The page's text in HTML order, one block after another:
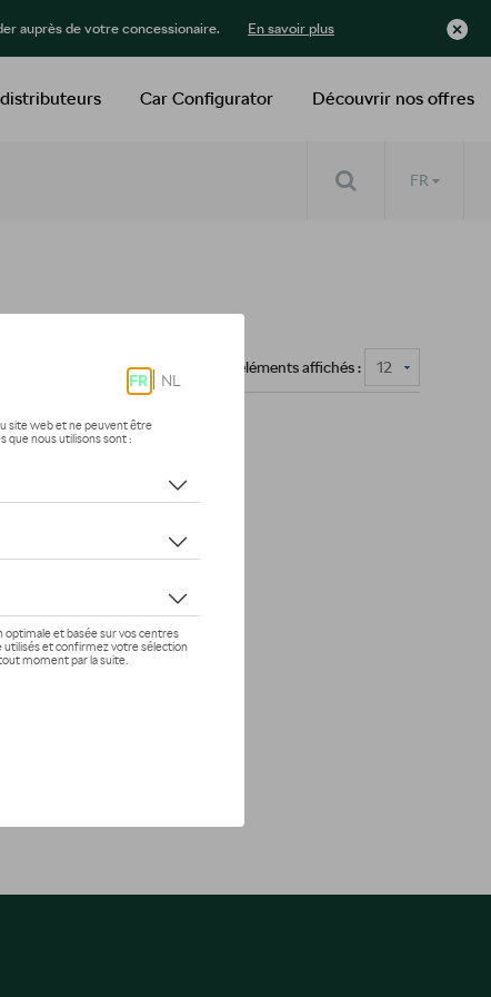
auprès de votre concessionaire. En savoir plus
Découvrir nos offres
Car Configurator
FR
Nombre d'éléments affichés :